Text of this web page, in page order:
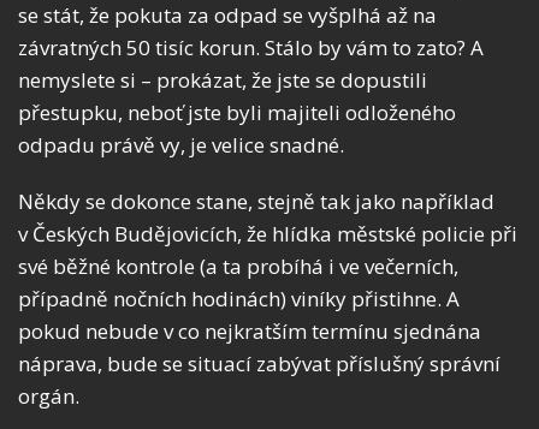
se stát, že pokuta za odpad se vyšplhá až na
závratných 50 tisíc korun. Stálo by vám to zato? A
nemyslete si – prokázat, že jste se dopustili
přestupku, neboť jste byli majiteli odloženého
odpadu právě vy, je velice snadné.
Někdy se dokonce stane, stejně tak jako například
v Českých Budějovicích, že hlídka městské policie při
své běžné kontrole (a ta probíhá i ve večerních,
případně nočních hodinách) viníky přistihne. A
pokud nebude v co nejkratším termínu sjednána
náprava, bude se situací zabývat příslušný správní
orgán.